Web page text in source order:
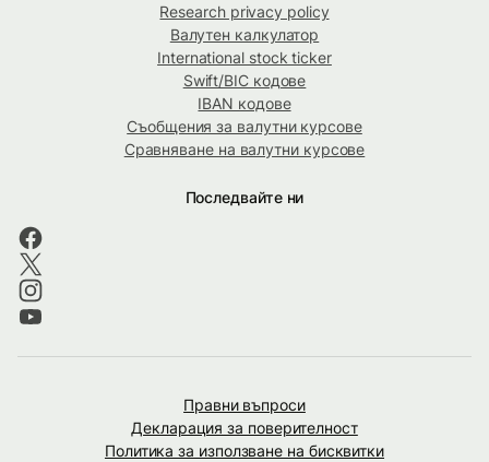
Research privacy policy
Валутен калкулатор
International stock ticker
Swift/BIC кодове
IBAN кодове
Съобщения за валутни курсове
Сравняване на валутни курсове
Последвайте ни
Правни въпроси
Декларация за поверителност
Политика за използване на бисквитки